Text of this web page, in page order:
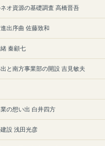
オ資源の基礎調査 高橋晋吾
出序曲 佐藤致和
秦顧七
と南方事業部の開設 吉見敏夫
の想い出 白井四方
設 浅田光彦